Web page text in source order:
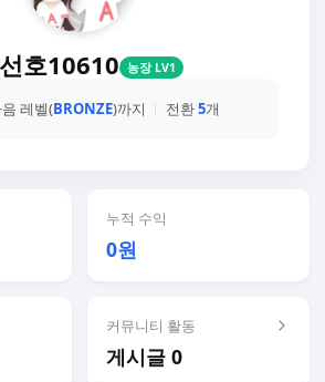
호10610 농장 LV1
레벨(BRONZE)까지 전환5개
누적 수익
0원
커뮤니티 활동
게시글 0